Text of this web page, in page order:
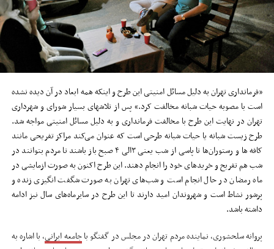
«فرمانداری تهران به دلیل مسائل امنیتی این طرح و اینکه همه ابعاد در آن دیده نشده
است با مصوبه حیات شبانه مخالفت کرد.» پس از تلاش‎های بسیار شورای و شهرداری
تهران در نهایت این طرح با مخالفت فرمانداری و به دلیل مسائل امنیتی مواجه شد.
طرح زیست شبانه یا حیات شبانه طرحی است که عنوان می‌کند مراکز تفریحی مانند
کافه ها و رستوران‌ها تا پاسی از شب یعنی ۳الی ۴ صبح باز باشند تا مردم بتوانند در
شب هم تفریح و خریدهای خود را انجام دهند. این طرح اکنون به صورت ازمایشی در
ماه رمضان در حال انجام است و شب‌های تهران به صورت شگفت انگیزی زنده و
پرشور نشاط است و شهروندان امید دارند تا این طرح در سایرماه‌های سال نیز ادامه
داشته باشد.
پروانه سلحشوری، نماینده مردم تهران در مجلس در گفتگو باجامعه ایرانی، با اشاره به